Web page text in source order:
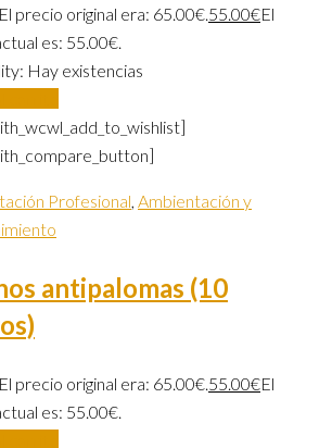
El precio original era: 65.00€.55.00€El
es: 55.00€.
Hay existencias
Profesional, Ambientación y
antipalomas (10
El precio original era: 65.00€.55.00€El
es: 55.00€.